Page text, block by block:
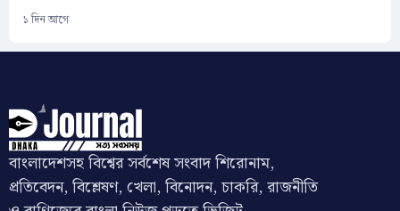
১ দিন আগে
বাংলাদেশসহ বিশ্বের সর্বশেষ সংবাদ শিরোনাম,
প্রতিবেদন, বিশ্লেষণ, খেলা, বিনোদন, চাকরি, রাজনীতি